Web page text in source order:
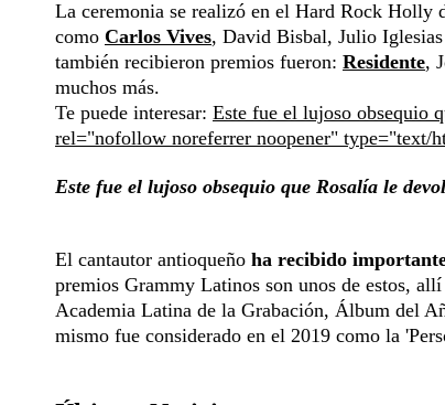
La ceremonia se realizó en el Hard Rock Holly
como Carlos Vives, David Bisbal, Julio
también recibieron premios fueron: Residente,
muchos más.
Te puede interesar: Este fue el lujoso obsequio
rel="nofollow noreferrer noopener" type="text/
Este fue el lujoso obsequio que Rosalía le
El cantautor antioqueño ha recibido
premios Grammy Latinos son unos de estos,
Academia Latina de la Grabación, Álbum del
mismo fue considerado en el 2019 como la